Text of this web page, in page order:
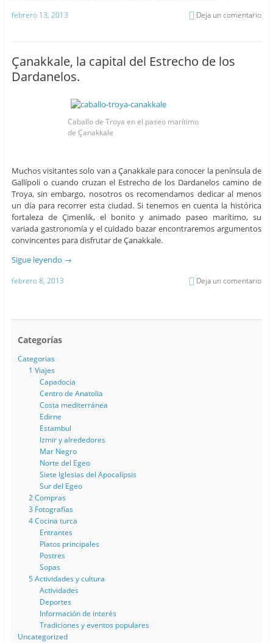
febrero 13, 2013 Deja un comentario
Çanakkale, la capital del Estrecho de los
Dardanelos.
Caballo de Troya en el paseo marítimo
de Çanakkale
Muchos visitantes solo van a Çanakkale para conocer la península de
Gallípoli o cuando cruzan el Estrecho de los Dardanelos camino de
Troya, sin embargo, nosotros os recomendamos dedicar al menos
un día para recorrer esta ciudad. Si tenemos en cuenta la histórica
fortaleza de Çimenlik, el bonito y animado paseo marítimo, su
variada gastronomía y el cuidado bazar encontraremos argumentos
convincentes para disfrutar de Çanakkale.
Sigue leyendo →
febrero 8, 2013 Deja un comentario
Categorías
Categorias
1 Viajes
Capadocia
Centro de Anatolia
Costa mediterránea
Edirne
Estambul
Izmir y alrededores
Mar Negro
Norte del Egeo
Siete Iglesias del Apocalípsis
Sur del Egeo
2 Compras
3 Fotografías
4 Cocina turca
Entrantes
Platos principales
Postres
Sopas
5 Actividades y cultura
Actividades
Deportes
Información de interés
Tradiciones y eventos populares
Uncategorized